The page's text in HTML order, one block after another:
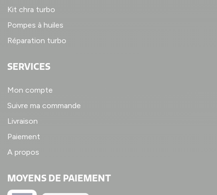
Kit chra turbo
Pompes à huiles
Réparation turbo
SERVICES
Mon compte
Suivre ma commande
Livraison
Paiement
A propos
MOYENS DE PAIEMENT